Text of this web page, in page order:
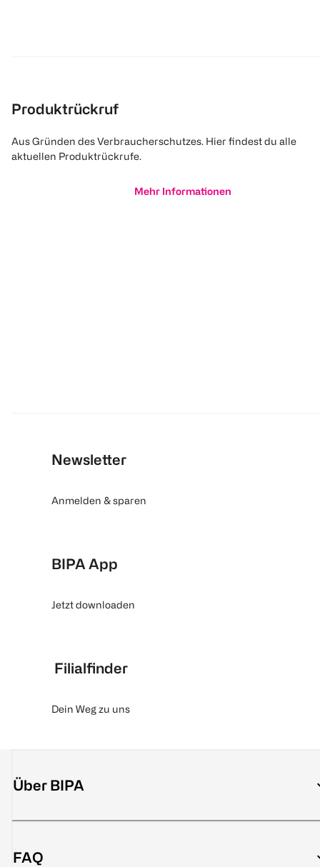
Produktrückruf
Aus Gründen des Verbraucherschutzes. Hier findest du alle
aktuellen Produktrückrufe.
Mehr Informationen
Newsletter
Anmelden & sparen
BIPA App
Jetzt downloaden
Filialfinder
Dein Weg zu uns
Über BIPA
FAQ